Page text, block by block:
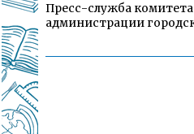
Пресс-служба
администрации